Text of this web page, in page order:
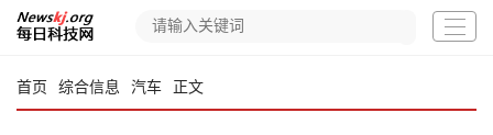
首页 综合信息 汽车 正文